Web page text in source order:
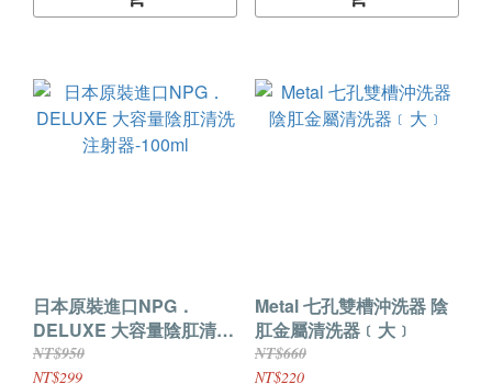
日本原裝進口NPG．
DELUXE 大容量陰肛清洗
注射器-100ml
NT$950
NT$299
Metal 七孔雙槽沖洗器 陰
肛金屬清洗器﹝大﹞
NT$660
NT$220